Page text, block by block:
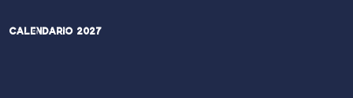
Calendario 2027